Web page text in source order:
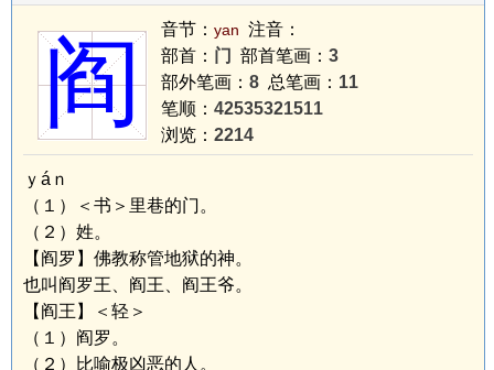
阎 音节： yan 注音：
部首： 门 部首笔画： 3
部外笔画： 8 总笔画： 11
笔顺： 42535321511
浏览： 2214
ｙáｎ
（１）＜书＞里巷的门。
（２）姓。
【阎罗】佛教称管地狱的神。
也叫阎罗王、阎王、阎王爷。
【阎王】＜轻＞
（１）阎罗。
（２）比喻极凶恶的人。